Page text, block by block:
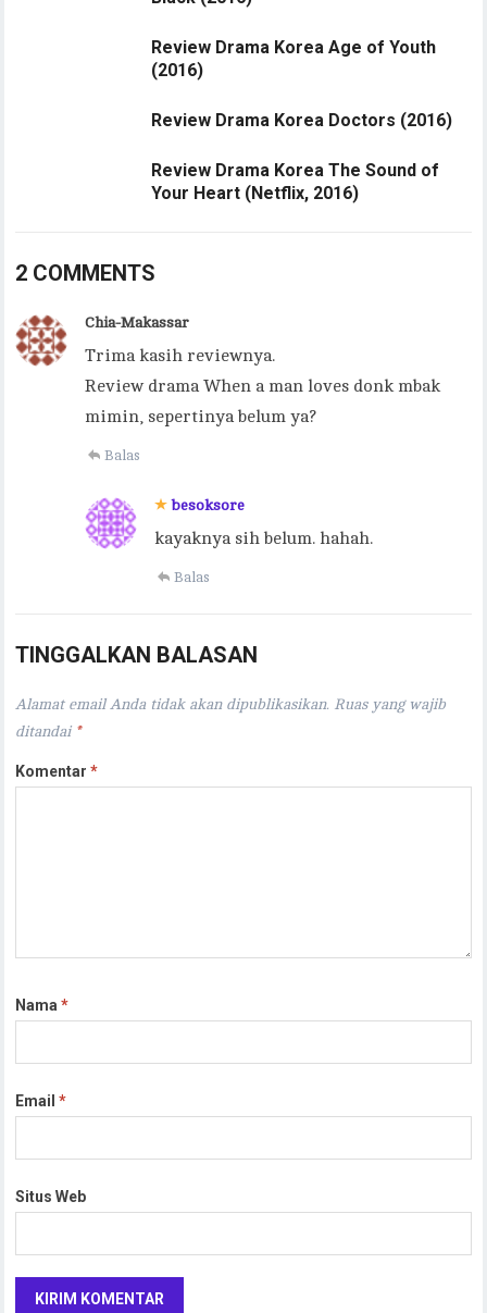
Review Drama Korea Age of Youth
(2016)
Review Drama Korea Doctors (2016)
Review Drama Korea The Sound of
Your Heart (Netflix, 2016)
2 COMMENTS
Chia-Makassar
Trima kasih reviewnya.
Review drama When a man loves donk mbak
mimin, sepertinya belum ya?
Balas
besoksore
kayaknya sih belum. hahah.
Balas
TINGGALKAN BALASAN
Alamat email Anda tidak akan dipublikasikan. Ruas yang wajib
ditandai *
Komentar*
Nama*
Email*
Situs Web